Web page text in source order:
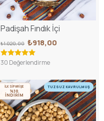
Padişah Fındık İçi
₺1.020,00 ₺918,00
30 Değerlendirme
TUZSUZ KAVRULMUŞ
İLK SİPARİŞE
%10
İNDİRİM